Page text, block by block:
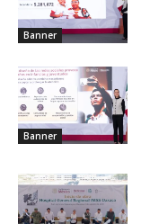
Banner
Banner